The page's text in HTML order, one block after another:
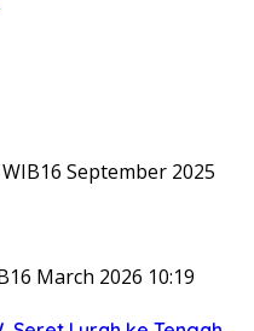
16 September 2025
16 March 2026 10:19